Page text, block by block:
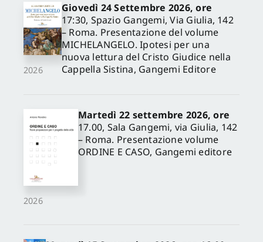
2026
Giovedì 24 Settembre 2026, ore
17:30, Spazio Gangemi, Via Giulia, 142
– Roma. Presentazione del volume
MICHELANGELO. Ipotesi per una
nuova lettura del Cristo Giudice nella
Cappella Sistina, Gangemi Editore
2026
Martedì 22 settembre 2026, ore
17.00, Sala Gangemi, via Giulia, 142
– Roma. Presentazione volume
ORDINE E CASO, Gangemi editore